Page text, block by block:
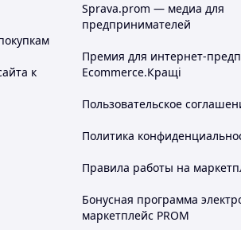
к
Sprava.prom — медиа для
предпринимателей
Премия для интернет-
Ecommerce.Кращі
Пользовательское
Политика
Правила работы на
Бонусная программа
маркетплейс PROM